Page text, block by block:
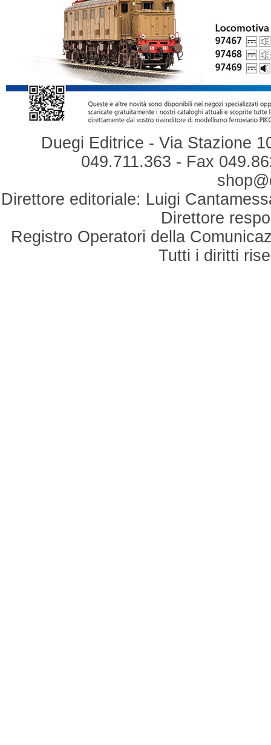
Duegi Editrice - Via Stazione
049.711.363 - Fax
Direttore editoriale: Luigi
Direttore
Registro Operatori della
Tutti i diritti